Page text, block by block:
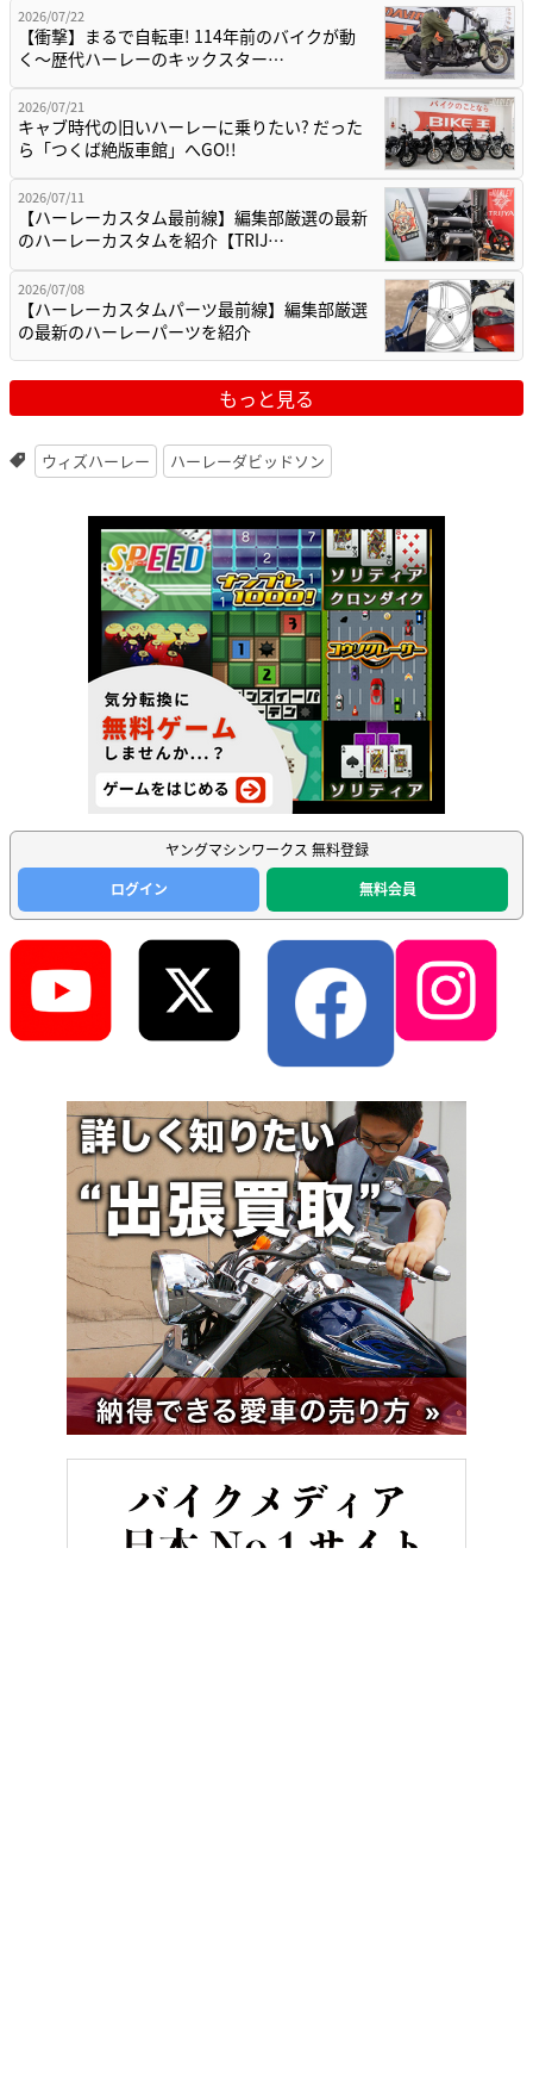
2026/07/22
【衝撃】まるで自転車! 114年前のバイクが動
く〜歴代ハーレーのキックスター…
2026/07/21
キャブ時代の旧いハーレーに乗りたい? だった
ら「つくば絶版車館」へGO!!
2026/07/11
【ハーレーカスタム最前線】編集部厳選の最新
のハーレーカスタムを紹介【TRIJ…
2026/07/08
【ハーレーカスタムパーツ最前線】編集部厳選
の最新のハーレーパーツを紹介
もっと見る
ウィズハーレー ハーレーダビッドソン
ヤングマシンワークス 無料登録
ログイン
無料会員